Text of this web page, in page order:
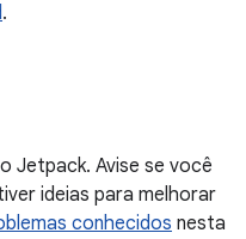
.
Jetpack. Avise se você
ideias para melhorar
conhecidos nesta